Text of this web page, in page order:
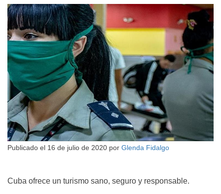
Publicado el 16 de julio de 2020 por Glenda Fidalgo
Cuba ofrece un turismo sano, seguro y responsable.